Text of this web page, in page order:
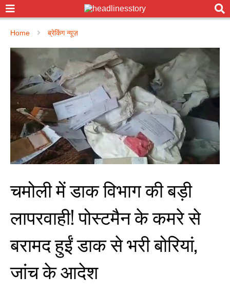
Home ब्रेकिंग न्यूज़
चमोली में डाक विभाग की बड़ी
लापरवाही! पोस्टमैन के कमरे से
बरामद हुईं डाक से भरी बोरियां,
जांच के आदेश